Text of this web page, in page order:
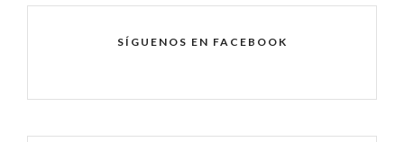
SÍGUENOS EN FACEBOOK